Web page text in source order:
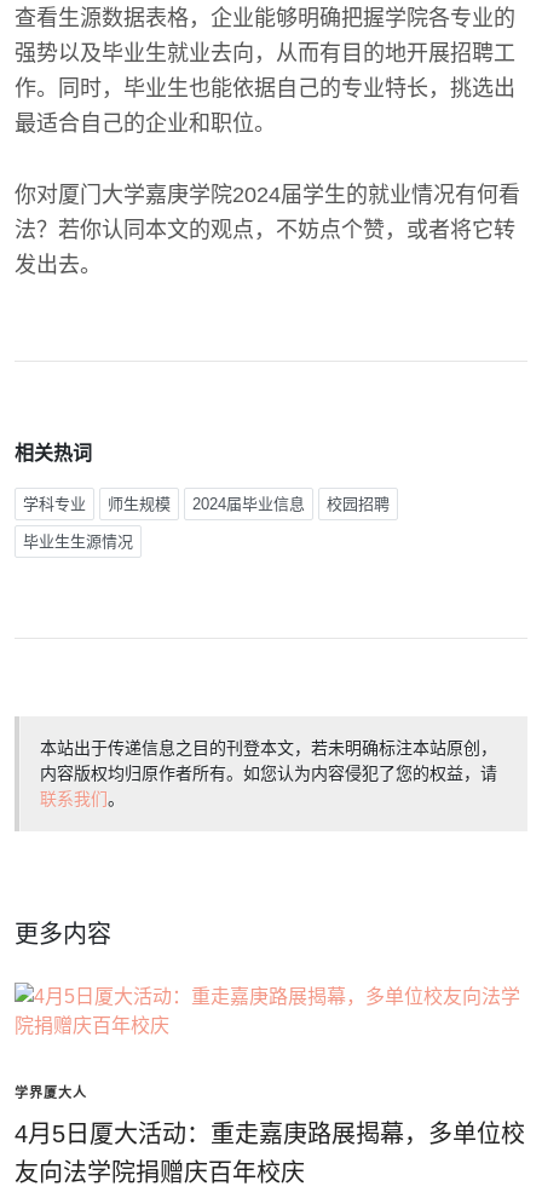
查看生源数据表格，企业能够明确把握学院各专业的
强势以及毕业生就业去向，从而有目的地开展招聘工
作。同时，毕业生也能依据自己的专业特长，挑选出
最适合自己的企业和职位。
你对厦门大学嘉庚学院2024届学生的就业情况有何看
法？若你认同本文的观点，不妨点个赞，或者将它转
发出去。
相关热词
学科专业 师生规模 2024届毕业信息 校园招聘
毕业生生源情况
本站出于传递信息之目的刊登本文，若未明确标注本站原创，
内容版权均归原作者所有。如您认为内容侵犯了您的权益，请
联系我们。
更多内容
学界厦大人
4月5日厦大活动：重走嘉庚路展揭幕，多单位校
友向法学院捐赠庆百年校庆